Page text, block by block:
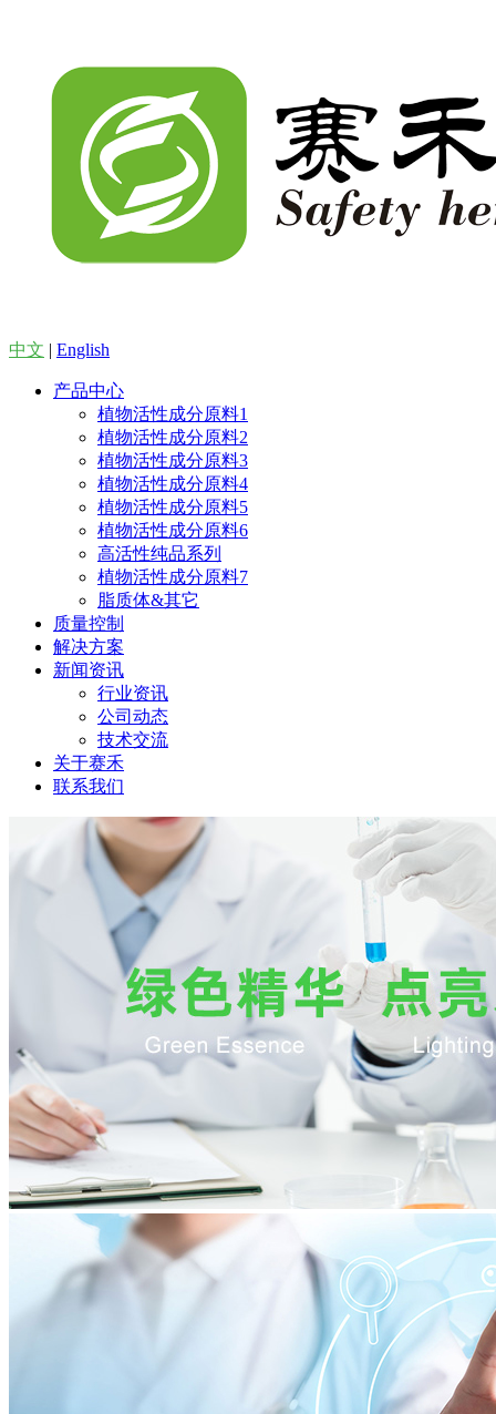
中文 | English
产品中心
植物活性成分原料1
植物活性成分原料2
植物活性成分原料3
植物活性成分原料4
植物活性成分原料5
植物活性成分原料6
高活性纯品系列
植物活性成分原料7
脂质体&其它
质量控制
解决方案
新闻资讯
行业资讯
公司动态
技术交流
关于赛禾
联系我们